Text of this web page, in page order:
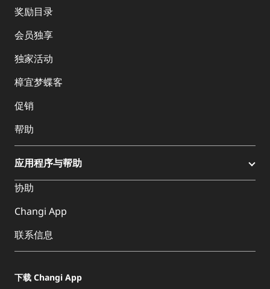
奖励目录
会员独享
独家活动
樟宜梦蝶客
促销
帮助
应用程序与帮助
协助
Changi App
联系信息
下载 Changi App